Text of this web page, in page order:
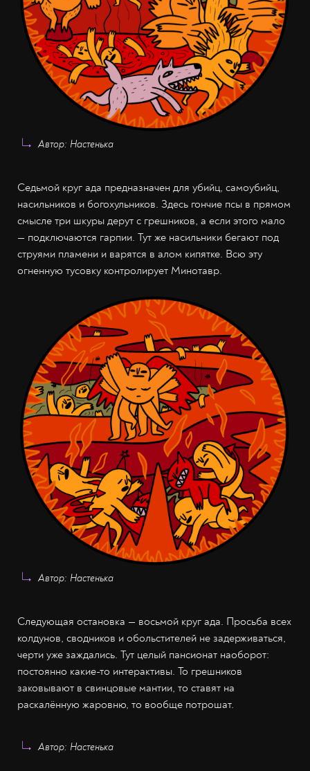
Автор: Настенька
Седьмой круг ада предназначен для убийц, самоубийц,
насильников и богохульников. Здесь гончие псы в прямом
смысле три шкуры дерут с грешников, а если этого мало
— подключаются гарпии. Тут же насильники бегают под
струями пламени и варятся в алом кипятке. Всю эту
огненную тусовку контролирует Минотавр.
Автор: Настенька
Следующая остановка — восьмой круг ада. Просьба всех
колдунов, сводников и обольстителей не задерживаться,
черти уже заждались. Тут целый пансионат наоборот:
постоянно какие-то интерактивы. То грешников
заковывают в свинцовые мантии, то ставят на
раскалённую жаровню, то вообще потрошат.
Автор: Настенька